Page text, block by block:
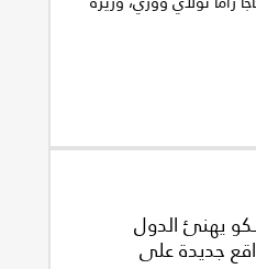
يهنئ الدول
جديدة على